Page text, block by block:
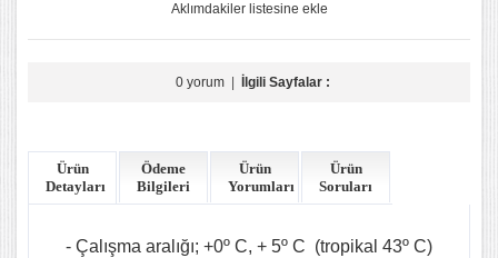
Aklımdakiler listesine ekle
0 yorum| İlgili Sayfalar :
Ürün
Detayları
Ödeme
Bilgileri
Ürün
Yorumları
Ürün
Soruları
- Çalışma aralığı; +0º C, + 5º C (tropikal 43º C)